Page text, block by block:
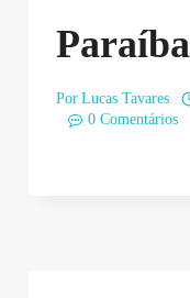
Paraíba
Por Lucas Tavares
0 Comentários